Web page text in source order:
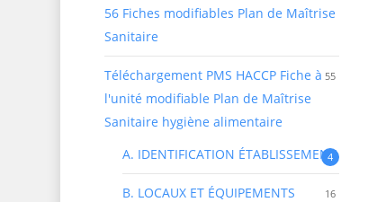
56 Fiches modifiables Plan de Maîtrise
Sanitaire
Téléchargement PMS HACCP Fiche à
l'unité modifiable Plan de Maîtrise
Sanitaire hygiène alimentaire
55
A. IDENTIFICATION ÉTABLISSEMENT
4
B. LOCAUX ET ÉQUIPEMENTS 16